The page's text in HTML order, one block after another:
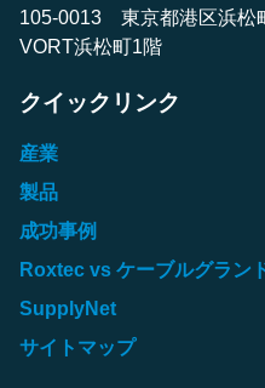
105-0013 東京都港区浜松
VORT浜松町1階
クイックリンク
産業
製品
成功事例
Roxtec vs ケーブルグラン
SupplyNet
サイトマップ